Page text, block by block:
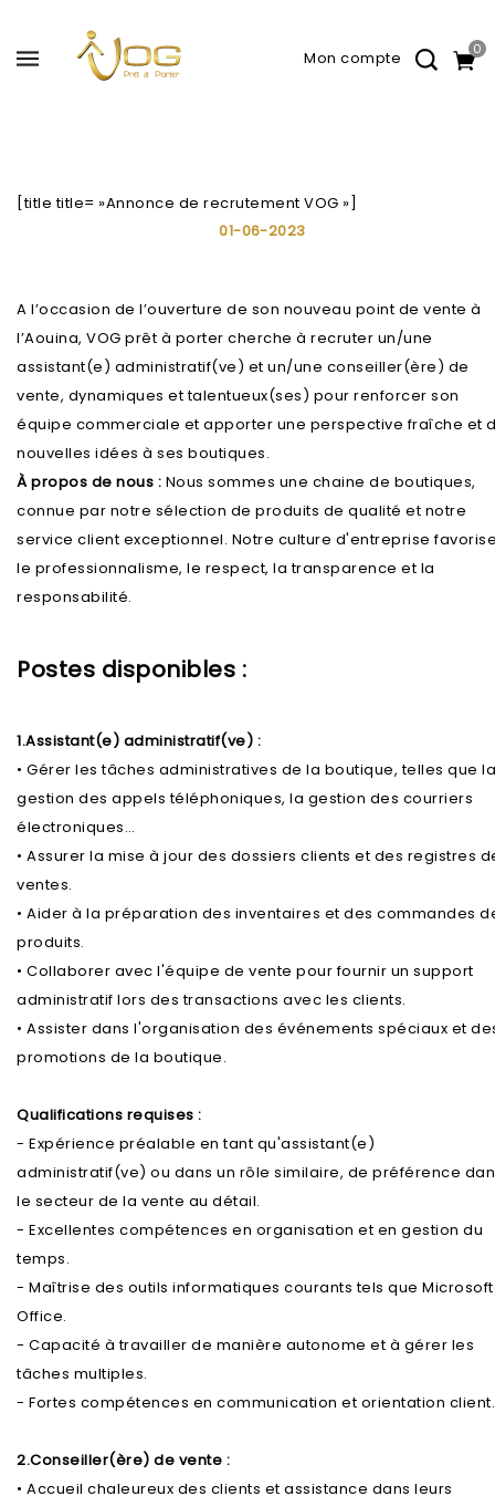
0
[title title= »Annonce de recrutement VOG »]
01-06-2023
A l’occasion de l’ouverture de son nouveau point de vente à
l’Aouina, VOG prêt à porter cherche à recruter un/une
assistant(e) administratif(ve) et un/une conseiller(ère) de
vente, dynamiques et talentueux(ses) pour renforcer son
équipe commerciale et apporter une perspective fraîche et
nouvelles idées à ses boutiques.
À propos de nous : Nous sommes une chaine de boutiques,
connue par notre sélection de produits de qualité et notre
service client exceptionnel. Notre culture d'entreprise
le professionnalisme, le respect, la transparence et la
responsabilité.
Postes disponibles :
1.Assistant(e) administratif(ve) :
• Gérer les tâches administratives de la boutique, telles que la
gestion des appels téléphoniques, la gestion des courriers
électroniques…
• Assurer la mise à jour des dossiers clients et des registres
ventes.
• Aider à la préparation des inventaires et des commandes
produits.
• Collaborer avec l'équipe de vente pour fournir un support
administratif lors des transactions avec les clients.
• Assister dans l'organisation des événements spéciaux et
promotions de la boutique.
Qualifications requises :
- Expérience préalable en tant qu'assistant(e)
administratif(ve) ou dans un rôle similaire, de préférence
le secteur de la vente au détail.
- Excellentes compétences en organisation et en gestion du
temps.
- Maîtrise des outils informatiques courants tels que Microsoft
Office.
- Capacité à travailler de manière autonome et à gérer les
tâches multiples.
- Fortes compétences en communication et orientation client.
2.Conseiller(ère) de vente :
• Accueil chaleureux des clients et assistance dans leurs